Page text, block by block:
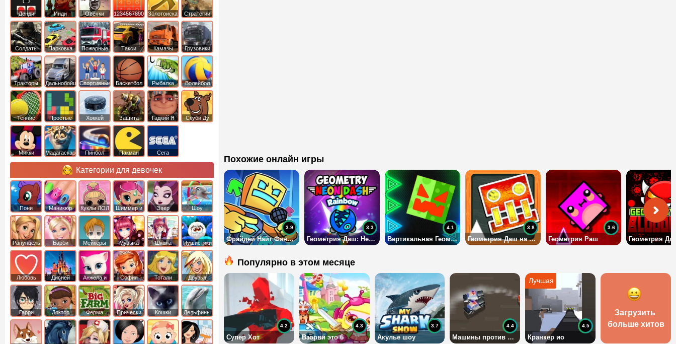
Похожие онлайн игры
Фрайдей Найт Фанкин: Геометрия Даш
3.9
Геометрия Даш: Неоновая радуга
3.3
Вертикальная Геометрия Даш
4.1
Геометрия Даш на школьной доске
3.8
Геометрия Раш
3.6
Популярно в этом месяце
Супер Хот
4.2
Взорви это 6
4.3
Акулье шоу
3.7
Машины против полиции
4.4
Кранкер ио
4.5
Загрузить
больше хитов
Денди Инди
Овечки
идут домой
1234567890 ЗолотоискательСтратегии
Солдаты
Парковка
машин
Пожарные
машины
Такси Камазы Грузовики
Тракторы ДальнобойщикиСпортивные Баскетбол Рыбалка Волейбол
Теннис Простые Хоккей
Защита
башни
Гадкий Я Скуби Ду
Микки
Мадагаскар Пинбол Пакман Сега
Категории для девочек
Пони
креатор
Маникюр Куклы ЛОЛ
Шиммер и
Шайн
Эвер
Афтер Хай
Шоу
дельфинов
Рапунцель Барби Мейкеры Музыка Школа Пушистики
Любовь Дисней
Анжела и
том
София
Прекрасная
Тотали
Спайс
Друзья
ангелов
Гарри
Поттер
Доктор
Плюшева
Ферма Прически Кошки Дельфины